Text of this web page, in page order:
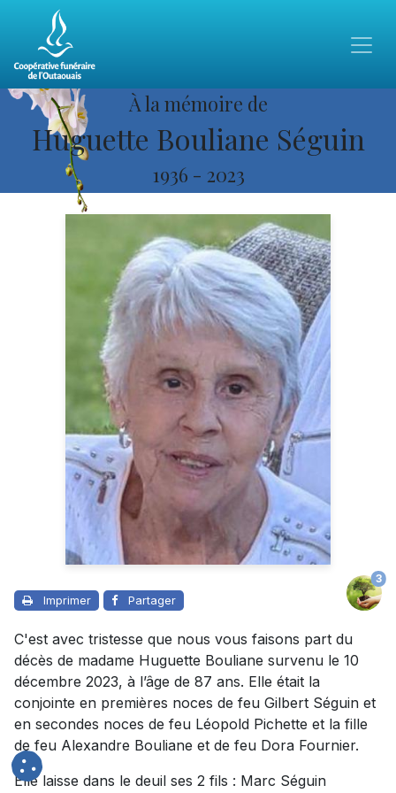
À la mémoire de
Huguette Bouliane Séguin
1936 - 2023
Imprimer Partager
3
C'est avec tristesse que nous vous faisons part du
décès de madame Huguette Bouliane survenu le 10
décembre 2023, à l’âge de 87 ans. Elle était la
conjointe en premières noces de feu Gilbert Séguin et
en secondes noces de feu Léopold Pichette et la fille
de feu Alexandre Bouliane et de feu Dora Fournier.
Elle laisse dans le deuil ses 2 fils : Marc Séguin